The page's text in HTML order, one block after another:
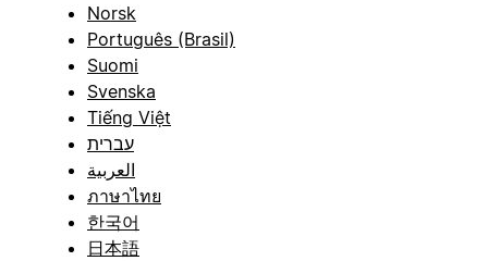
Norsk
Português (Brasil)
Suomi
Svenska
Tiếng Việt
עברית
العربية
ภาษาไทย
한국어
日本語